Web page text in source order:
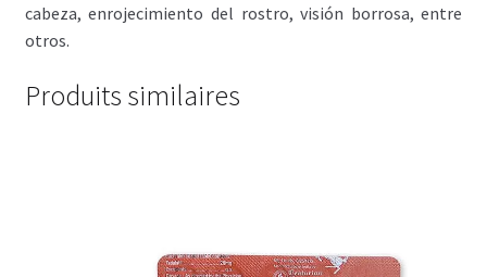
cabeza, enrojecimiento del rostro, visión borrosa, entre
otros.
Produits similaires